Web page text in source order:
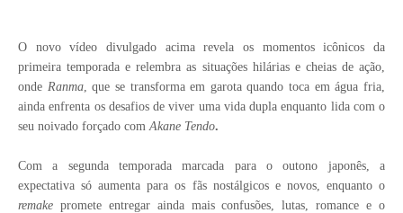
O novo vídeo divulgado acima revela os momentos icônicos da
primeira temporada e relembra as situações hilárias e cheias de ação,
onde Ranma, que se transforma em garota quando toca em água fria,
ainda enfrenta os desafios de viver uma vida dupla enquanto lida com o
seu noivado forçado comAkane Tendo.
Com a segunda temporada marcada para o outono japonês, a
expectativa só aumenta para os fãs nostálgicos e novos, enquanto o
remake promete entregar ainda mais confusões, lutas, romance e o